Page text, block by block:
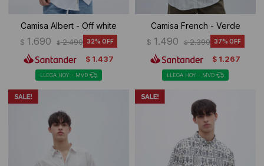
Camisa Albert - Off white
$ 1.690 $ 2.490 32
$ 1.437
LLEGA HOY - MVD
Camisa French - Verde
$ 1.490 $ 2.390 37
$ 1.267
LLEGA HOY - MVD